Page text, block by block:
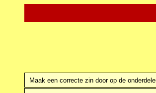
Maak een correcte zin door op de